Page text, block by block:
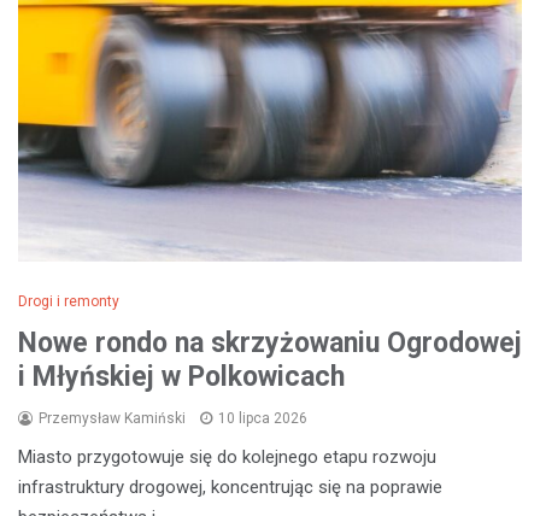
Drogi i remonty
Nowe rondo na skrzyżowaniu Ogrodowej
i Młyńskiej w Polkowicach
Przemysław Kamiński 10 lipca 2026
Miasto przygotowuje się do kolejnego etapu rozwoju
infrastruktury drogowej, koncentrując się na poprawie